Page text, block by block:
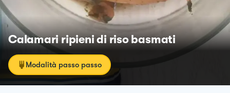
Calamari ripieni di riso basmati
Modalità passo passo